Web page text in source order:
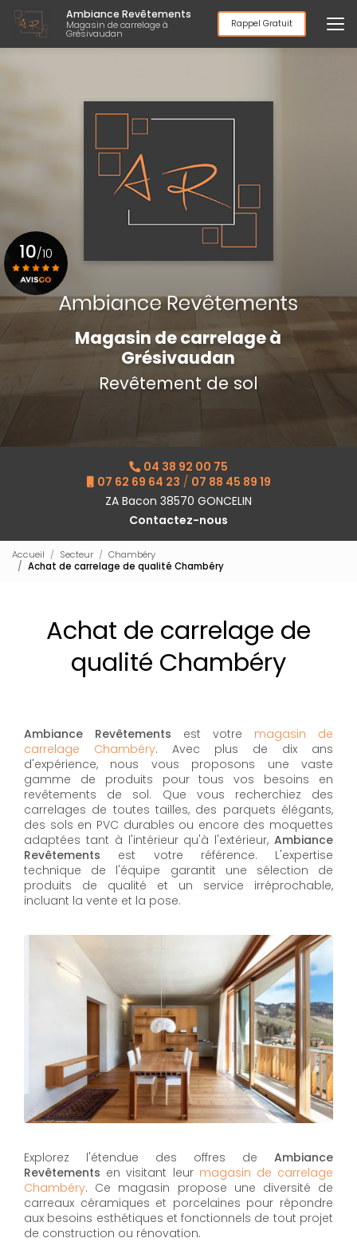
Aller
au
contenu
principal
Ambiance Revêtements
Magasin de carrelage à
Grésivaudan
Rappel Gratuit
Magasin de carrelage à
Grésivaudan
Revêtement de sol
04 38 92 00 75
07 62 69 64 23 / 07 88 45 89 19
ZA Bacon 38570 GONCELIN
Contactez-nous
10/10
Voir le certificat
Accueil Secteur
Chambéry
Achat de carrelage de qualité Chambéry
Achat de carrelage de
qualité Chambéry
Ambiance Revêtements est votre magasin de
carrelage Chambéry. Avec plus de dix ans
d'expérience, nous vous proposons une vaste
gamme de produits pour tous vos besoins en
revêtements de sol. Que vous recherchiez des
carrelages de toutes tailles, des parquets élégants,
des sols en PVC durables ou encore des moquettes
adaptées tant à l'intérieur qu'à l'extérieur, Ambiance
Revêtements est votre référence. L'expertise
technique de l'équipe garantit une sélection de
produits de qualité et un service irréprochable,
incluant la vente et la pose.
Explorez l'étendue des offres de Ambiance
Revêtements en visitant leur magasin de carrelage
Chambéry. Ce magasin propose une diversité de
carreaux céramiques et porcelaines pour répondre
aux besoins esthétiques et fonctionnels de tout projet
de construction ou rénovation.